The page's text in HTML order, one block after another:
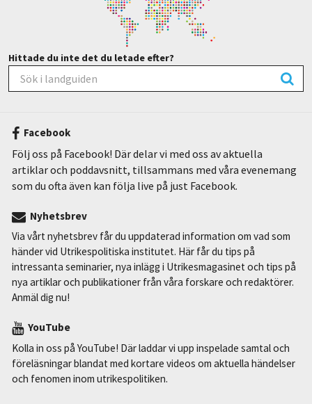
Hittade du inte det du letade efter?
Facebook
Följ oss på Facebook! Där delar vi med oss av aktuella
artiklar och poddavsnitt, tillsammans med våra evenemang
som du ofta även kan följa live på just Facebook.
Nyhetsbrev
Via vårt nyhetsbrev får du uppdaterad information om vad som
händer vid Utrikespolitiska institutet. Här får du tips på
intressanta seminarier, nya inlägg i Utrikesmagasinet och tips på
nya artiklar och publikationer från våra forskare och redaktörer.
Anmäl dig nu!
YouTube
Kolla in oss på YouTube! Där laddar vi upp inspelade samtal och
föreläsningar blandat med kortare videos om aktuella händelser
och fenomen inom utrikespolitiken.